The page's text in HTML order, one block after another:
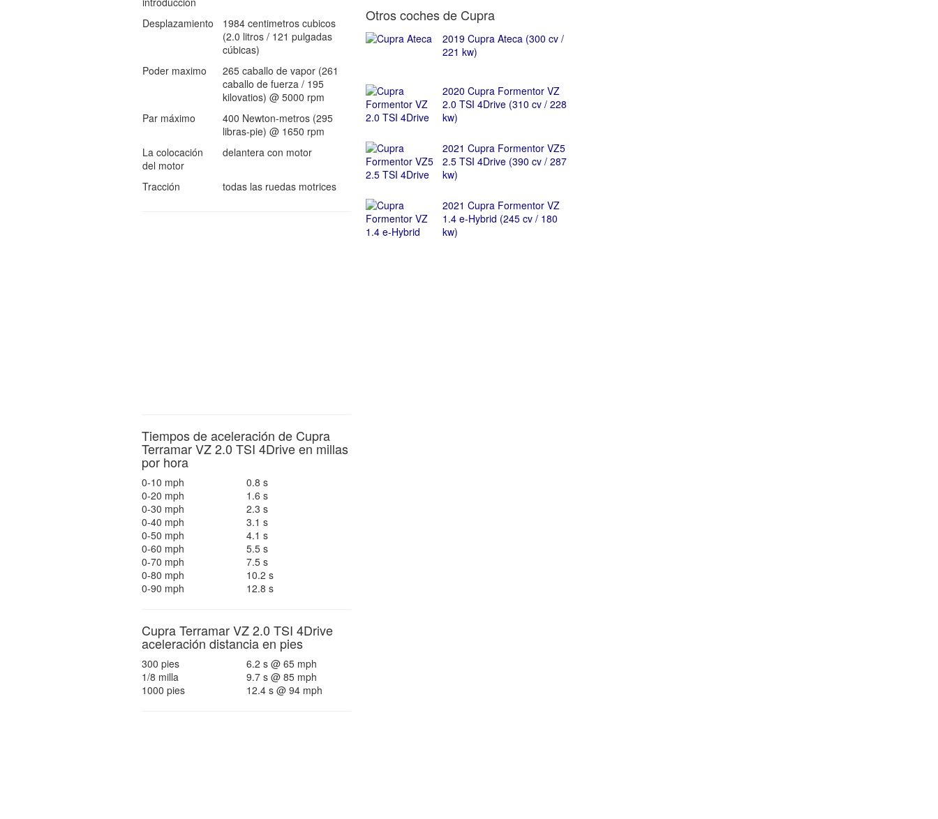
Desplazamiento
1984 centimetros cubicos
(2.0 litros / 121 pulgadas
cúbicas)
Poder maximo
265 caballo de vapor (261
caballo de fuerza / 195
kilovatios) @ 5000 rpm
Par máximo
400 Newton-metros (295
libras-pie) @ 1650 rpm
La colocación
del motor
delantera con motor
Tracción todas las ruedas motrices
Tiempos de aceleración de Cupra
Terramar VZ 2.0 TSI 4Drive en millas
por hora
0-10 mph
0.8 s
0-20 mph
1.6 s
0-30 mph
2.3 s
0-40 mph
3.1 s
0-50 mph
4.1 s
0-60 mph
5.5 s
0-70 mph
7.5 s
0-80 mph
10.2 s
0-90 mph
12.8 s
Cupra Terramar VZ 2.0 TSI 4Drive
aceleración distancia en pies
300 pies
6.2 s @ 65 mph
1/8 milla
9.7 s @ 85 mph
1000 pies
12.4 s @ 94 mph
Otros coches de Cupra
2019 Cupra Ateca (300 cv /
221 kw)
2020 Cupra Formentor VZ
2.0 TSI 4Drive (310 cv / 228
kw)
2021 Cupra Formentor VZ5
2.5 TSI 4Drive (390 cv / 287
kw)
2021 Cupra Formentor VZ
1.4 e-Hybrid (245 cv / 180
kw)